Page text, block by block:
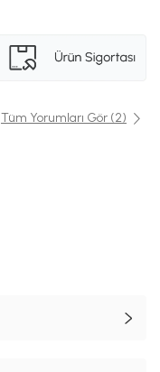
Tüm Yorumları Gör (2)